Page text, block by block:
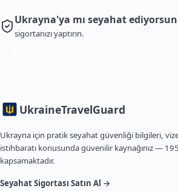
Ukrayna'ya mı seyahat
sigortanızı yaptırın.
UkraineTravelGuard
Ukrayna için pratik seyahat güvenliği bilgileri,
istihbaratı konusunda güvenilir kaynağınız —
kapsamaktadır.
Seyahat Sigortası Satın Al →